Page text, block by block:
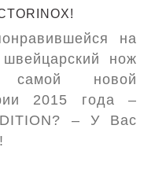
на
нож
самой новой
2015 года –
– У Вас